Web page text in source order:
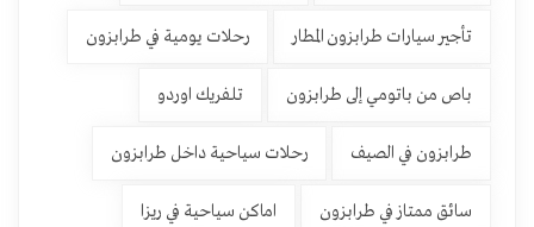
تأجير سيارات طرابزون المطار رحلات يومية في طرابزون
باص من باتومي إلى طرابزون تلفريك اوردو
طرابزون في الصيف رحلات سياحية داخل طرابزون
سائق ممتاز في طرابزون اماكن سياحية في ريزا